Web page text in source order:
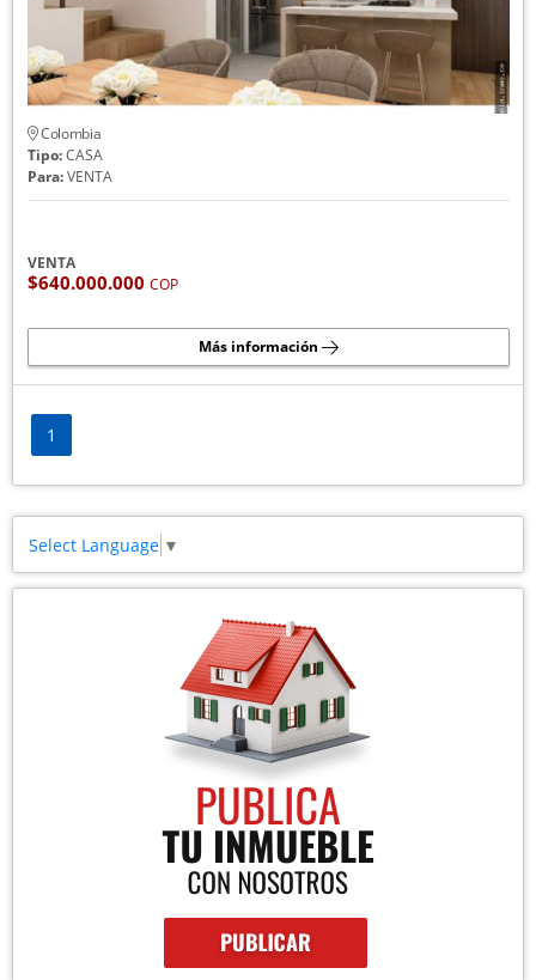
Colombia
Tipo:CASA
Para:VENTA
VENTA
$640.000.000 COP
Más información
1
Select Language ▼